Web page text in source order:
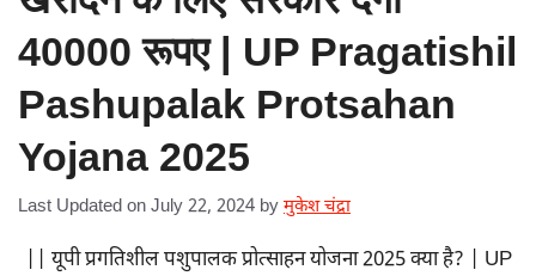
40000 रूपए | UP Pragatishil
Pashupalak Protsahan
Yojana 2025
Last Updated on July 22, 2024 by मुकेश चंद्रा
|| यूपी प्रगतिशील पशुपालक प्रोत्साहन योजना 2025 क्या है? | UP